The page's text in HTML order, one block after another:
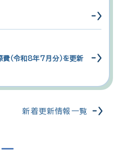
費（令和8年7月分）を更新
新着更新情報一覧